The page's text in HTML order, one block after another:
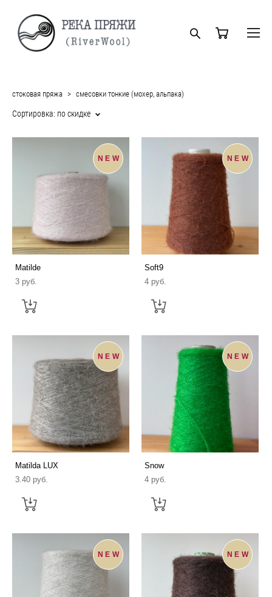
стоковая пряжа > смесовки тонкие (мохер, альпака)
Сортировка: по скидке
NEW
Matilde
3 pуб.
NEW
Soft9
4 pуб.
NEW
Matilda LUX
3.40 pуб.
NEW
Snow
4 pуб.
NEW NEW